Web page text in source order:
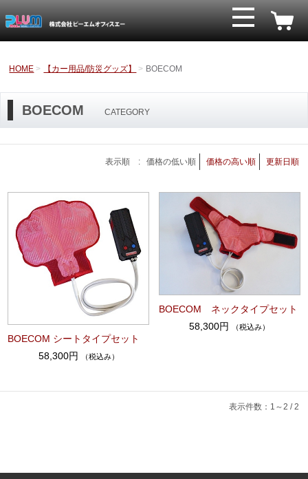
HOME 【カー用品/防災グッズ】 BOECOM
BOECOM CATEGORY
表示順 : 価格の低い順 価格の高い順 更新日順
BOECOM シートタイプセット
58,300円
（税込み）
BOECOM ネックタイプセット
58,300円
（税込み）
表示件数：1～2 / 2